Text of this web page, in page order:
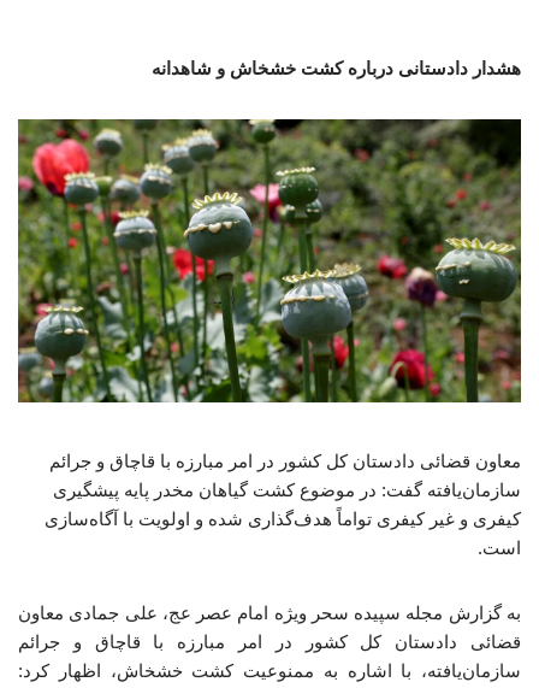
هشدار دادستانی درباره کشت خشخاش و شاهدانه
معاون قضائی دادستان کل کشور در امر مبارزه با قاچاق و جرائم
سازمان‌یافته گفت: در موضوع کشت گیاهان مخدر پایه پیشگیری
کیفری و غیر کیفری تواماً هدف‌گذاری شده و اولویت با آگاه‌سازی
است.
به گزارش مجله سپیده سحر ویژه امام عصر عج، علی جمادی معاون
قضائی دادستان کل کشور در امر مبارزه با قاچاق و جرائم
سازمان‌یافته، با اشاره به ممنوعیت کشت خشخاش، اظهار کرد: